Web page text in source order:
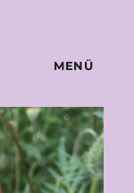
MENÜ